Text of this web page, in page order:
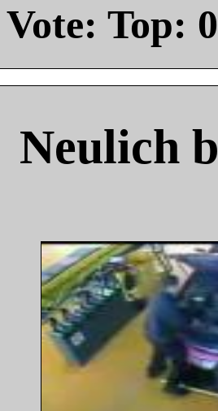
Vote: Top: 0
Neulich